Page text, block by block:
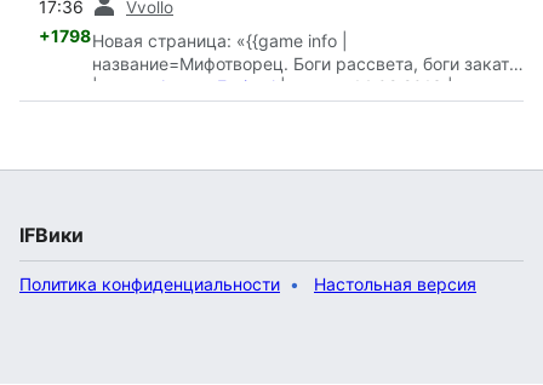
17:36 Vvollo
+1798Новая страница: «{{game info |
название=Мифотворец. Боги рассвета, боги заката
|автор=
Автор::Ergistal |вышла=14.02.2013 |…»
IFВики
Политика конфиденциальности Настольная версия